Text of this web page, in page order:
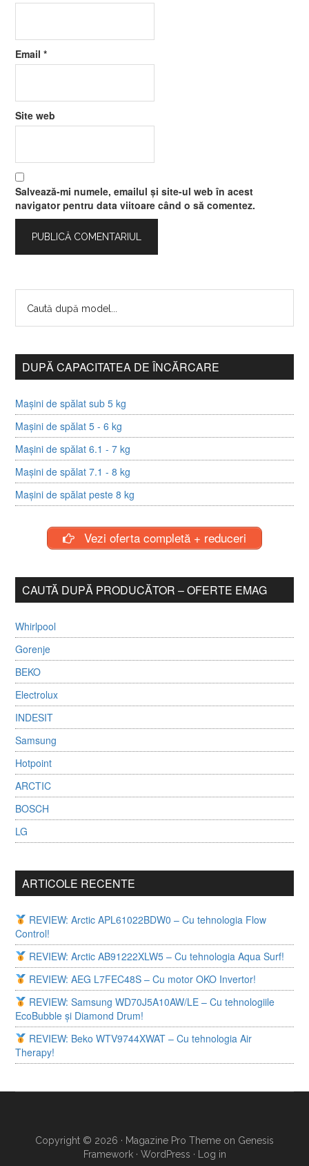
Email*
Site web
Salvează-mi numele, emailul și site-ul web în acest
navigator pentru data viitoare când o să comentez.
DUPĂ CAPACITATEA DE ÎNCĂRCARE
Mașini de spălat sub 5 kg
Mașini de spălat 5 - 6 kg
Mașini de spălat 6.1 - 7 kg
Mașini de spălat 7.1 - 8 kg
Mașini de spălat peste 8 kg
Vezi oferta completă + reduceri
CAUTĂ DUPĂ PRODUCĂTOR – OFERTE EMAG
Whirlpool
Gorenje
BEKO
Electrolux
INDESIT
Samsung
Hotpoint
ARCTIC
BOSCH
LG
ARTICOLE RECENTE
REVIEW: Arctic APL61022BDW0 – Cu tehnologia Flow
Control!
REVIEW: Arctic AB91222XLW5 – Cu tehnologia Aqua Surf!
REVIEW: AEG L7FEC48S – Cu motor OKO Invertor!
REVIEW: Samsung WD70J5A10AW/LE – Cu tehnologiile
EcoBubble și Diamond Drum!
REVIEW: Beko WTV9744XWAT – Cu tehnologia Air
Therapy!
Copyright © 2026 · Magazine Pro Theme on Genesis
Framework· WordPress · Log in